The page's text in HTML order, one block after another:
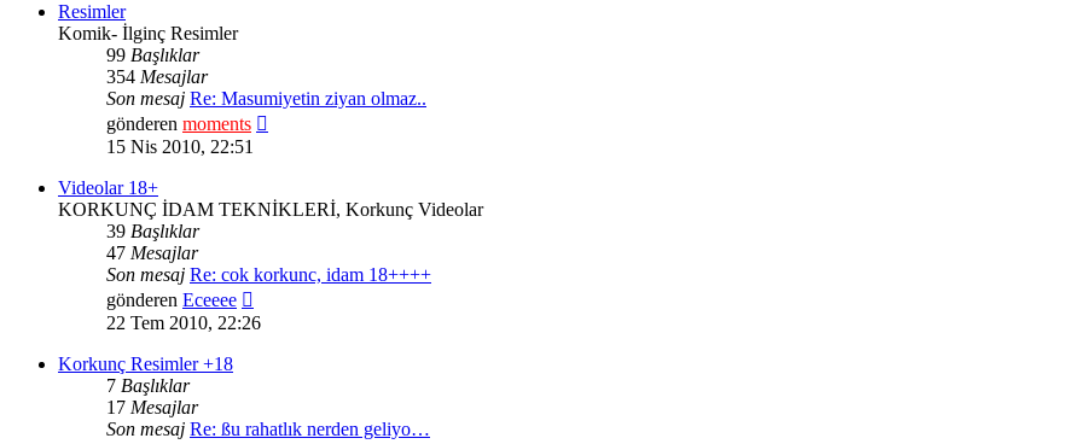
Resimler
Komik- İlginç Resimler
99 Başlıklar
354 Mesajlar
Son mesaj Re: Masumiyetin ziyan olmaz..
gönderen moments
15 Nis 2010, 22:51
Videolar 18+
KORKUNÇ İDAM TEKNİKLERİ, Korkunç Videolar
39 Başlıklar
47 Mesajlar
Son mesaj Re: cok korkunc, idam 18++++
gönderen Eceeee
mesajı
22 Tem 2010, 22:26
Korkunç Resimler +18
7 Başlıklar
17 Mesajlar
Son mesaj Re: ßu rahatlık nerden geliyo…